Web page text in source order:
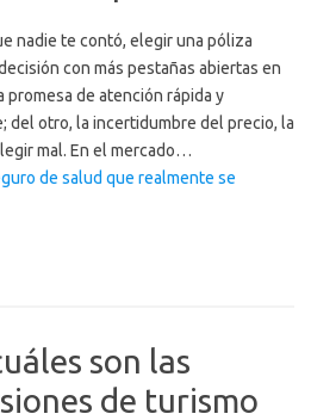
nadie te contó, elegir una póliza
con más pestañas abiertas en
promesa de atención rápida y
del otro, la incertidumbre del precio, la
mal. En el mercado…
de salud que realmente se
son las
de turismo